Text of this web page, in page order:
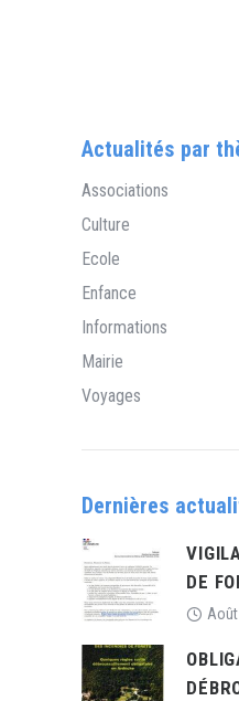
Actualités par
Associations
Culture
Ecole
Enfance
Informations
Mairie
Voyages
Dernières
DE
Août